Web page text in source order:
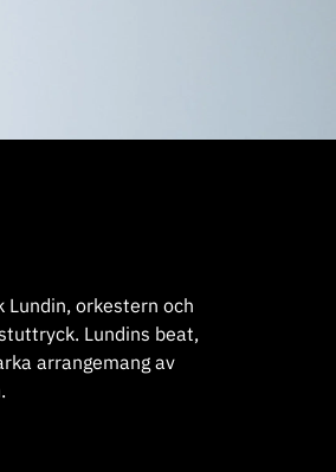
orkestern och
Lundins beat,
arrangemang av